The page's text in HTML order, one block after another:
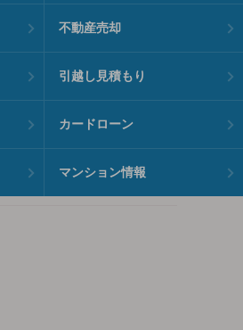
不動産売却
引越し見積もり
カードローン
マンション情報